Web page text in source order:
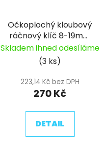
Očkoplochý kloubový
ráčnový klíč 8-19mm
pitbike YCF
Skladem ihned odesíláme
(3 ks)
223,14 Kč bez DPH
270 Kč
DETAIL